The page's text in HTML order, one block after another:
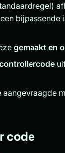
bijpassende
gemaakt en
code